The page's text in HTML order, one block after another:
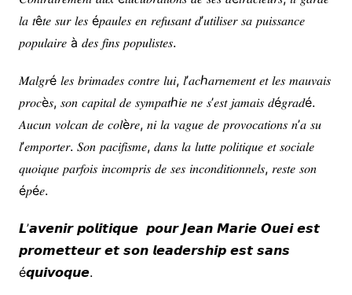
𝑙𝑎 𝑡ê𝑡𝑒 𝑠𝑢𝑟 𝑙𝑒𝑠 é𝑝𝑎𝑢𝑙𝑒𝑠 𝑒𝑛 𝑟𝑒𝑓𝑢𝑠𝑎𝑛𝑡 𝑑’𝑢𝑡𝑖𝑙𝑖𝑠𝑒𝑟 𝑠𝑎 𝑝𝑢𝑖𝑠𝑠𝑎𝑛𝑐𝑒
𝑝𝑜𝑝𝑢𝑙𝑎𝑖𝑟𝑒 à 𝑑𝑒𝑠 𝑓𝑖𝑛𝑠 𝑝𝑜𝑝𝑢𝑙𝑖𝑠𝑡𝑒𝑠.
𝑀𝑎𝑙𝑔𝑟é 𝑙𝑒𝑠 𝑏𝑟𝑖𝑚𝑎𝑑𝑒𝑠 𝑐𝑜𝑛𝑡𝑟𝑒 𝑙𝑢𝑖, 𝑙’𝑎𝑐ℎ𝑎𝑟𝑛𝑒𝑚𝑒𝑛𝑡 𝑒𝑡 𝑙𝑒𝑠 𝑚𝑎𝑢𝑣𝑎𝑖𝑠
𝑝𝑟𝑜𝑐è𝑠, 𝑠𝑜𝑛 𝑐𝑎𝑝𝑖𝑡𝑎𝑙 𝑑𝑒 𝑠𝑦𝑚𝑝𝑎𝑡ℎ𝑖𝑒 𝑛𝑒 𝑠’𝑒𝑠𝑡 𝑗𝑎𝑚𝑎𝑖𝑠 𝑑é𝑔𝑟𝑎𝑑é.
𝐴𝑢𝑐𝑢𝑛 𝑣𝑜𝑙𝑐𝑎𝑛 𝑑𝑒 𝑐𝑜𝑙è𝑟𝑒, 𝑛𝑖 𝑙𝑎 𝑣𝑎𝑔𝑢𝑒 𝑑𝑒 𝑝𝑟𝑜𝑣𝑜𝑐𝑎𝑡𝑖𝑜𝑛𝑠 𝑛’𝑎 𝑠𝑢
𝑙’𝑒𝑚𝑝𝑜𝑟𝑡𝑒𝑟. 𝑆𝑜𝑛 𝑝𝑎𝑐𝑖𝑓𝑖𝑠𝑚𝑒, 𝑑𝑎𝑛𝑠 𝑙𝑎 𝑙𝑢𝑡𝑡𝑒 𝑝𝑜𝑙𝑖𝑡𝑖𝑞𝑢𝑒 𝑒𝑡 𝑠𝑜𝑐𝑖𝑎𝑙𝑒
𝑞𝑢𝑜𝑖𝑞𝑢𝑒 𝑝𝑎𝑟𝑓𝑜𝑖𝑠 𝑖𝑛𝑐𝑜𝑚𝑝𝑟𝑖𝑠 𝑑𝑒 𝑠𝑒𝑠 𝑖𝑛𝑐𝑜𝑛𝑑𝑖𝑡𝑖𝑜𝑛𝑛𝑒𝑙𝑠, 𝑟𝑒𝑠𝑡𝑒 𝑠𝑜𝑛
é𝑝é𝑒.
𝙇’𝙖𝙫𝙚𝙣𝙞𝙧 𝙥𝙤𝙡𝙞𝙩𝙞𝙦𝙪𝙚 𝙥𝙤𝙪𝙧 𝙅𝙚𝙖𝙣 𝙈𝙖𝙧𝙞𝙚 𝙊𝙪𝙚𝙞 𝙚𝙨𝙩
𝙥𝙧𝙤𝙢𝙚𝙩𝙩𝙚𝙪𝙧 𝙚𝙩 𝙨𝙤𝙣 𝙡𝙚𝙖𝙙𝙚𝙧𝙨𝙝𝙞𝙥 𝙚𝙨𝙩 𝙨𝙖𝙣𝙨
é𝙦𝙪𝙞𝙫𝙤𝙦𝙪𝙚.